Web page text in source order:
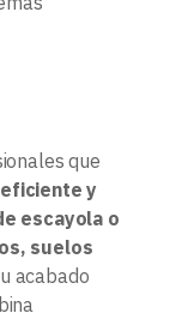
que
y
escayola o
suelos
acabado